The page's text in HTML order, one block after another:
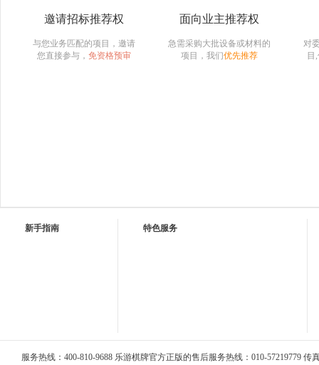
邀请招标推荐权
与您业务匹配的项目，邀请
您直接参与， 免资格预审
面向业主推荐权
急需采购大批设备或材料的
项目，我们优先推荐
对
目
新手指南 特色服务
服务热线：400-810-9688 乐游棋牌官方正版的售后服务热线：010-57219779 传